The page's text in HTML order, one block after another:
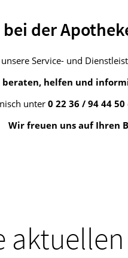
der
Service- und
beraten, helfen und
unter 0 22 36 / 94 44 50
Wir freuen uns auf Ihren